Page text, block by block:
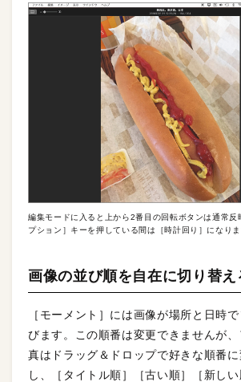
編集モードに入ると上から2番目の回転ボタンは通常反
プション］キーを押している間は［時計回り］になりま
画像の並び順を自在に切り替え
［モーメント］には画像が場所と日時
びます。この順番は変更できませんが
真はドラッグ＆ドロップで好きな順番
し、［タイトル順］［古い順］［新し